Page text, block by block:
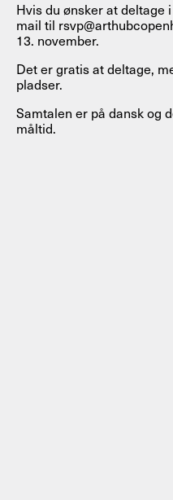
Hvis du ønsker at deltage
mail til
13. november.
Det er gratis at deltage,
pladser.
Samtalen er på dansk og
måltid.